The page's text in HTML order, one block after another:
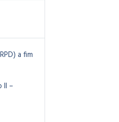
a fim
II –